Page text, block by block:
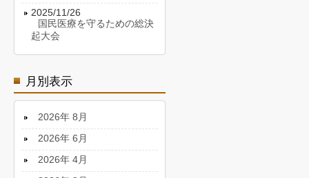
2025/11/26
国民医療を守るための総決
起大会
月別表示
2026年 8月
2026年 6月
2026年 4月